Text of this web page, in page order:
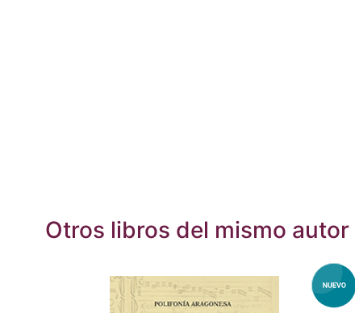
Otros libros del mismo autor